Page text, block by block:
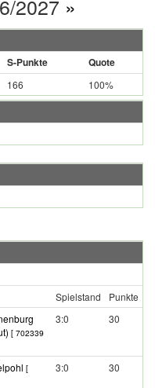
2027 »
S-Punkte Quote
166 100%
Spielstand
Punkte
[ 702339
3:0 30
[
3:0 30